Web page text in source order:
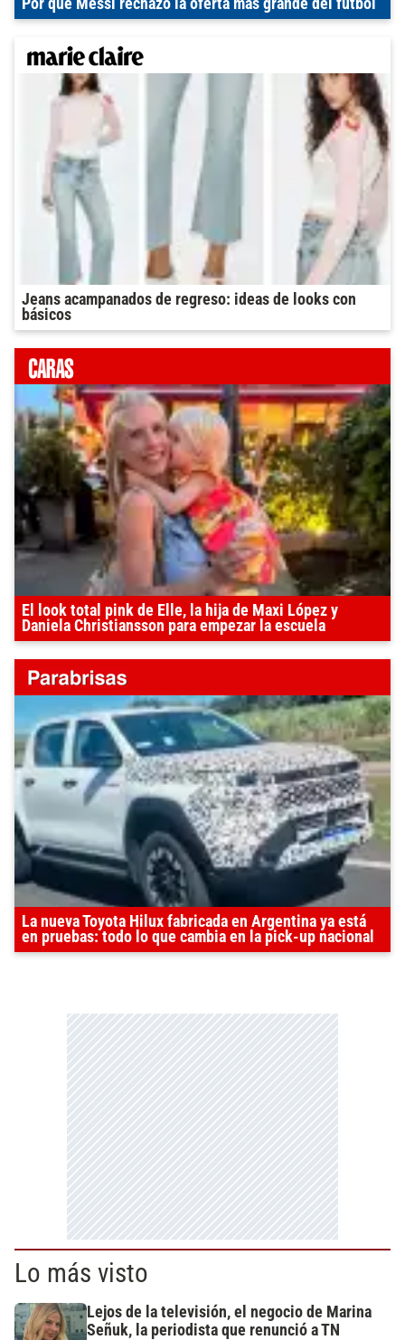
Jeans acampanados de regreso: ideas de looks con
básicos
El look total pink de Elle, la hija de Maxi López y
Daniela Christiansson para empezar la escuela
La nueva Toyota Hilux fabricada en Argentina ya está
en pruebas: todo lo que cambia en la pick-up nacional
Lo más visto
Lejos de la televisión, el negocio de Marina
Señuk, la periodista que renunció a TN